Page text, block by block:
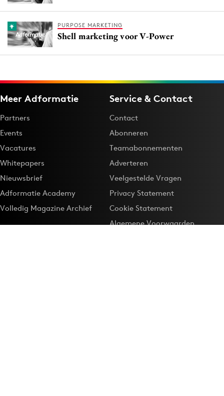
PURPOSE MARKETING
Shell marketing voor V-Power
Meer Adformatie
Partners
Events
Vacatures
Whitepapers
Nieuwsbrief
Adformatie Academy
Volledig Magazine Archief
Service & Contact
Contact
Abonneren
Teamabonnementen
Adverteren
Veelgestelde Vragen
Privacy Statement
Cookie Statement
Algemene Voorwaarden